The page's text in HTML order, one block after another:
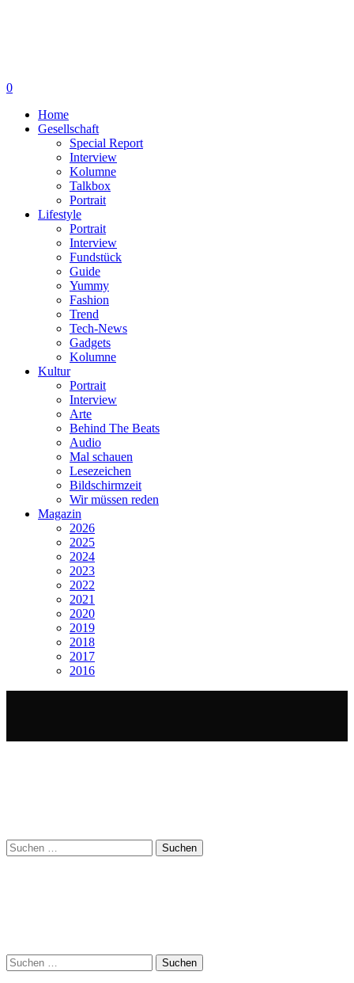
0
Home
Gesellschaft
Special Report
Interview
Kolumne
Talkbox
Portrait
Lifestyle
Portrait
Interview
Fundstück
Guide
Yummy
Fashion
Trend
Tech-News
Gadgets
Kolumne
Kultur
Portrait
Interview
Arte
Behind The Beats
Audio
Mal schauen
Lesezeichen
Bildschirmzeit
Wir müssen reden
Magazin
2026
2025
2024
2023
2022
2021
2020
2019
2018
2017
2016
Suchen
nach:
Suchen
nach: